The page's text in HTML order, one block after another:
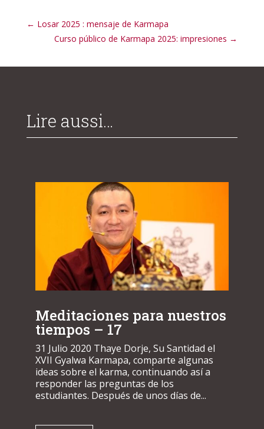
← Losar 2025 : mensaje de Karmapa
Curso público de Karmapa 2025: impresiones →
Lire aussi…
Meditaciones para nuestros
tiempos – 17
31 Julio 2020 Thaye Dorje, Su Santidad el
XVII Gyalwa Karmapa, comparte algunas
ideas sobre el karma, continuando así a
responder las preguntas de los
estudiantes. Después de unos días de...